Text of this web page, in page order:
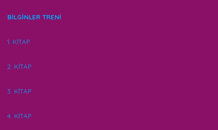
BİLGİNLER TRENİ
1. KİTAP
2. KİTAP
3. KİTAP
4. KİTAP